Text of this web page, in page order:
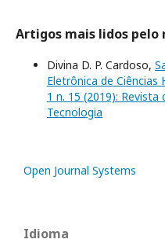
Artigos mais lidos pelo
Divina D. P. Cardoso,
Eletrônica de Ciências
1 n. 15 (2019): Revista
Tecnologia
Open Journal Systems
Idioma